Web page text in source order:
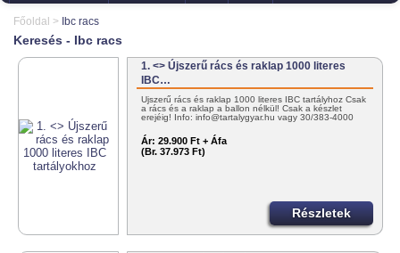
Főoldal > Ibc racs
Keresés - Ibc racs
1. <> Újszerű rács és raklap 1000 literes
IBC…
Újszerű rács és raklap 1000 literes IBC tartályhoz Csak
a rács és a raklap a ballon nélkül! Csak a készlet
erejéig! Info: info@tartalygyar.hu vagy 30/383-4000
Ár: 29.900 Ft + Áfa
(Br. 37.973 Ft)
Részletek